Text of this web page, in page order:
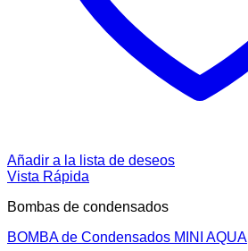
Añadir a la lista de deseos
Vista Rápida
Bombas de condensados
BOMBA de Condensados MINI AQUA